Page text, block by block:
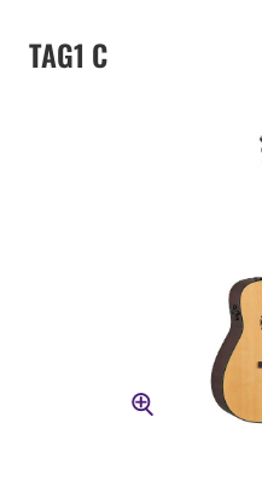
TAG1 C